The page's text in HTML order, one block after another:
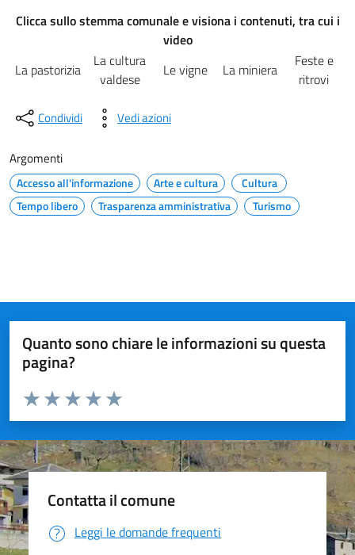
Clicca sullo stemma comunale e visiona i contenuti, tra cui i
video
La pastorizia
La cultura
valdese
Le vigne La miniera
Feste e
ritrovi
Condividi Vedi azioni
Argomenti
Accesso all'informazione Arte e cultura
Cultura
Tempo libero
Trasparenza amministrativa Turismo
Quanto sono chiare le informazioni su questa
pagina?
Valuta da 1 a 5 stelle la pagina
Valuta 5 stelle su 5
Valuta 4 stelle su 5
Valuta 3 stelle su 5
Valuta 2 stelle su 5
Valuta 1 stelle su 5
Contatta il comune
Leggi le domande frequenti